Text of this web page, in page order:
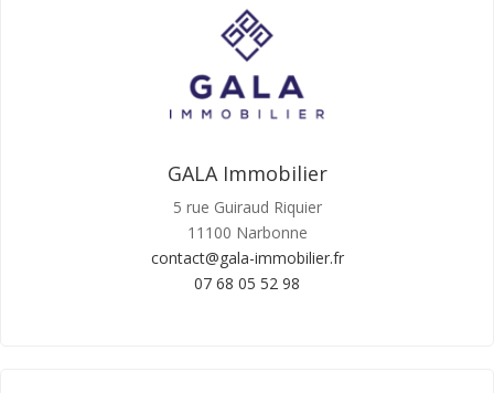
GALA Immobilier
5 rue Guiraud Riquier
11100 Narbonne
contact@gala-immobilier.fr
07 68 05 52 98